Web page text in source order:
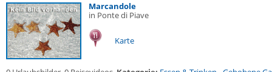
Marcandole
in Ponte di Piave
Karte